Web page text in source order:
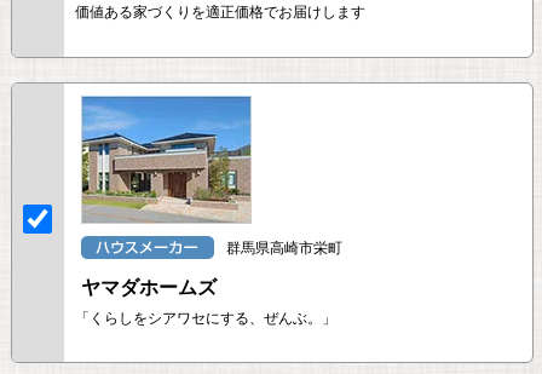
価値ある家づくりを適正価格でお届けします
群馬県高崎市栄町
ヤマダホームズ
「くらしをシアワセにする、ぜんぶ。」